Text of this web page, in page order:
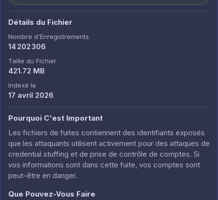
Détails du Fichier
Nombre d'Enregistrements
14 202 306
Taille du Fichier
421.72 MB
Indexé le
17 avril 2026
Pourquoi C'est Important
Les fichiers de fuites contiennent des identifiants exposés
que les attaquants utilisent activement pour des attaques de
credential stuffing et de prise de contrôle de comptes. Si
vos informations sont dans cette fuite, vos comptes sont
peut-être en danger.
Que Pouvez-Vous Faire